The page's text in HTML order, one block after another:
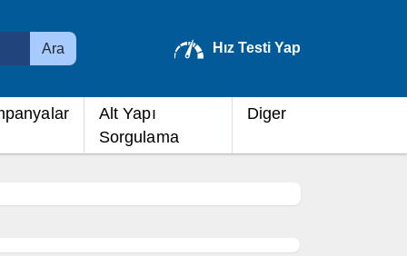
Ara Hız Testi Yap
Alt Yapı
Sorgulama
Diger